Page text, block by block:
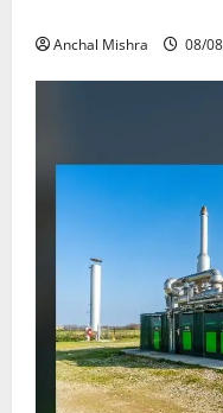
Anchal Mishra 08/